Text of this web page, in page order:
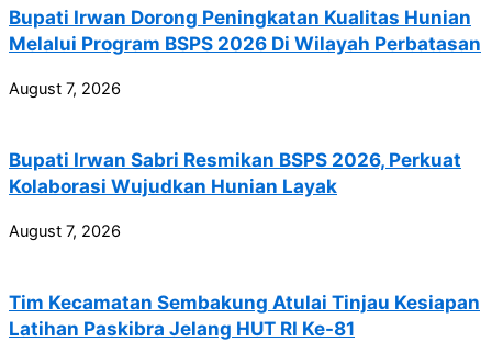
Bupati Irwan Dorong Peningkatan Kualitas Hunian
Melalui Program BSPS 2026 Di Wilayah Perbatasan
August 7, 2026
Bupati Irwan Sabri Resmikan BSPS 2026, Perkuat
Kolaborasi Wujudkan Hunian Layak
August 7, 2026
Tim Kecamatan Sembakung Atulai Tinjau Kesiapan
Latihan Paskibra Jelang HUT RI Ke-81